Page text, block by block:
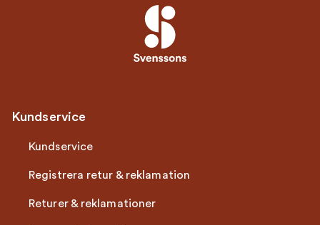
Kundservice
Kundservice
Registrera retur & reklamation
Returer & reklamationer